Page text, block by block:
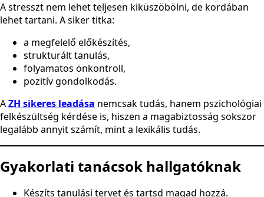
A stresszt nem lehet teljesen kiküszöbölni, de kordában
lehet tartani. A siker titka:
a megfelelő előkészítés,
strukturált tanulás,
folyamatos önkontroll,
pozitív gondolkodás.
AZH sikeres leadása nemcsak tudás, hanem pszichológiai
felkészültség kérdése is, hiszen a magabiztosság sokszor
legalább annyit számít, mint a lexikális tudás.
Gyakorlati tanácsok hallgatóknak
Készíts tanulási tervet és tartsd magad hozzá.